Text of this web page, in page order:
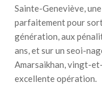
Sainte-Geneviève,
parfaitement pour
génération, aux
ans, et sur un seoi-
Amarsaikhan, vingt-
excellente opération.